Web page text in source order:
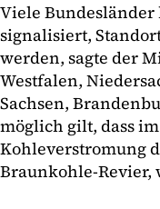
Viele Bundesländer
signalisiert,
werden, sagte der
Westfalen,
Sachsen,
möglich gilt, dass im
Kohleverstromung
Braunkohle-Revier,